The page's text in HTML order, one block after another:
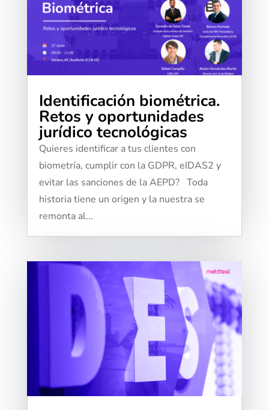
Identificación biométrica.
Retos y oportunidades
jurídico tecnológicas
Quieres identificar a tus clientes con
biometría, cumplir con la GDPR, eIDAS2 y
evitar las sanciones de la AEPD? Toda
historia tiene un origen y la nuestra se
remonta al...